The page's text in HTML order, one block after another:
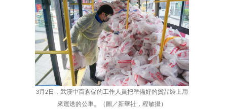
3月2日，武漢中百倉儲的工作人員把準備好的貨品裝上用
來運送的公車。（圖／新華社，程敏攝）